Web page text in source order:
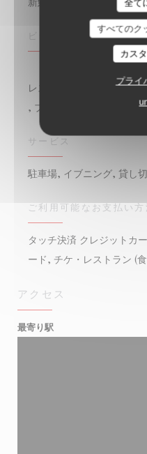
全て
すべてのク
カス
プライ
ビジネスタイプ
レストランの伝統
, ブラッセリー
サービス
駐車場, イブニング, 貸し
ご利用可能なお支払い
タッチ決済 クレジットカ
ード, チケ・レストラン (
アクセス
最寄り駅
Brasserie